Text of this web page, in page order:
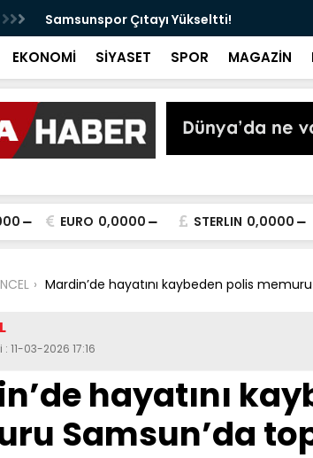
Samsunspor Çıtayı Yükseltti!
EKONOMİ SİYASET SPOR MAGAZİN
EURO 0,0000 STERLIN 0,0000
Mardin’de hayatını kaybeden polis
11-03-2026 17:16
hayatını
Samsun’da